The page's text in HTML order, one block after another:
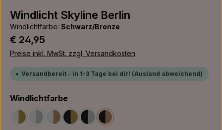
Windlicht Skyline Berlin
Windlichtfarbe: Schwarz/Bronze
Regulärer Preis:
€ 24,95
Preise inkl. MwSt. zzgl. Versandkosten
Versandbereit - in 1-3 Tage bei dir! (Ausland abweichend)
Windlichtfarbeauswählen
Weiß/GoldWeiß/Silber
Weiß/Bronze
Schwarz/Gold
Schwarz/Silber
Schwarz/Bronze